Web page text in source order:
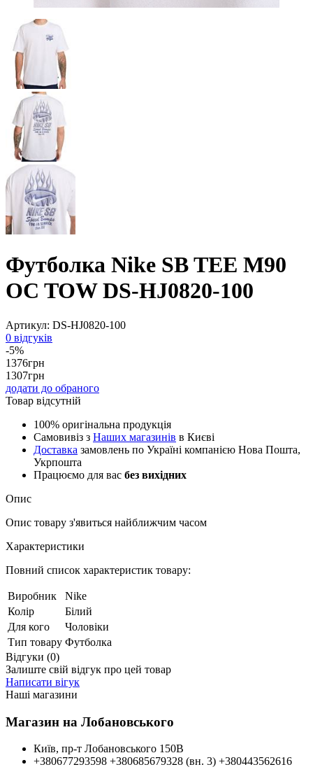
Футболка Nike SB TEE M90
OC TOW DS-HJ0820-100
Артикул: DS-HJ0820-100
0 відгуків
-5%
1376грн
1307грн
додати до обраного
Товар відсутній
100% оригінальна продукція
Самовивіз з Наших магазинів в Києві
Доставка замовлень по Україні компанією Нова Пошта,
Укрпошта
Працюємо для вас без вихідних
Опис
Опис товару з'явиться найближчим часом
Характеристики
Повний список характеристик товару:
Виробник
Nike
Колір
Білий
Для кого
Чоловіки
Тип товару Футболка
Відгуки (0)
Залиште свій відгук про цей товар
Написати вігук
Наші магазини
Магазин на Лобановського
Київ, пр-т Лобановського 150В
+380677293598 +380685679328 (вн. 3) +380443562616